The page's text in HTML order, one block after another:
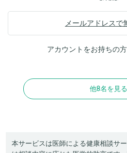
メールアドレスで
アカウントをお持ちの
他8名を見る
本サービスは医師による健康相談サ